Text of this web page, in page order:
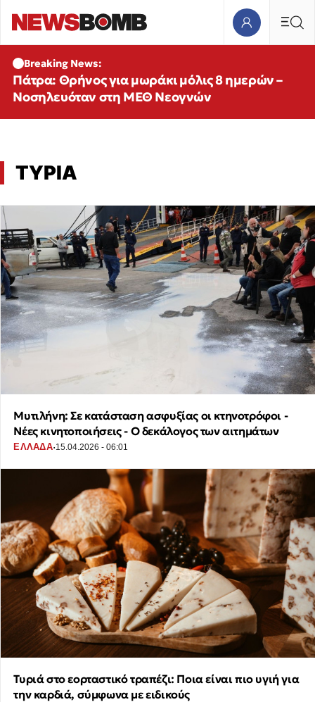
Breaking News:
Πάτρα: Θρήνος για μωράκι μόλις 8 ημερών –
Νοσηλευόταν στη ΜΕΘ Νεογνών
ΤΥΡΙΑ
Μυτιλήνη: Σε κατάσταση ασφυξίας οι κτηνοτρόφοι -
Νέες κινητοποιήσεις - Ο δεκάλογος των αιτημάτων
ΕΛΛΑΔΑ·15.04.2026 - 06:01
Τυριά στο εορταστικό τραπέζι: Ποια είναι πιο υγιή για
την καρδιά, σύμφωνα με ειδικούς